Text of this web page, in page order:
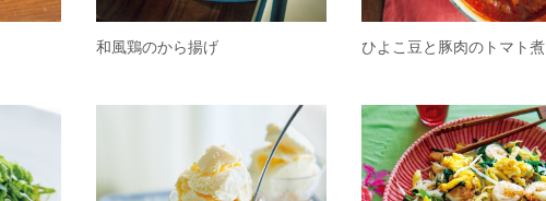
和風鶏のから揚げ ひよこ豆と豚肉のトマト煮